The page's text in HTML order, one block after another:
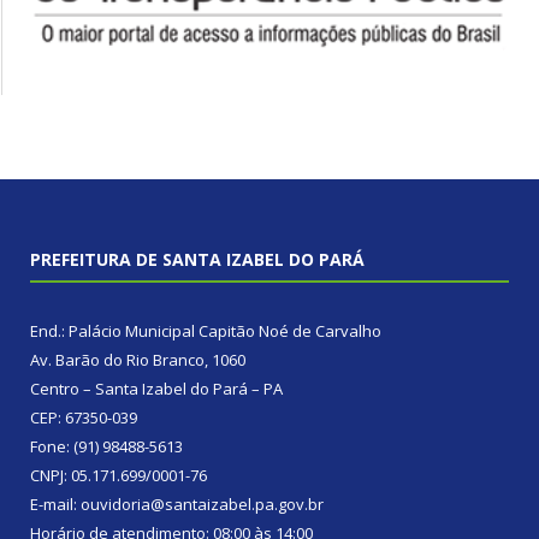
PREFEITURA DE SANTA IZABEL DO PARÁ
End.: Palácio Municipal Capitão Noé de Carvalho
Av. Barão do Rio Branco, 1060
Centro – Santa Izabel do Pará – PA
CEP: 67350-039
Fone: (91) 98488-5613
CNPJ: 05.171.699/0001-76
E-mail: ouvidoria@santaizabel.pa.gov.br
Horário de atendimento: 08:00 às 14:00